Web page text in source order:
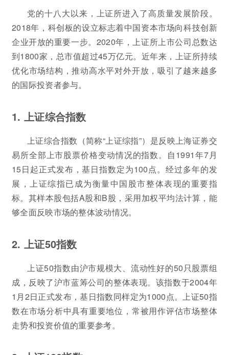
党的十八大以来，上证所进入了高质量发展阶段。
2018年，科创板的设立标志着中国资本市场向科技创新
企业开放的重要一步。2020年，上证所上市公司总数达
到1800家，总市值超过45万亿元。近年来，上证所持续
优化市场结构，推动高水平对外开放，吸引了越来越多
的国际投资者参与。
1. 上证综合指数
上证综合指数（简称“上证综指”）是反映上海证券交
易所全部上市股票价格变动情况的指数。自1991年7月
15日起正式发布，基日指数定为100点。经过多年的发
展，上证综指已成为衡量中国股市整体表现的重要指
标。其样本股包括A股和B股，采用加权平均法计算，能
够全面反映市场的整体波动情况。
2. 上证50指数
上证50指数由沪市规模大、流动性好的50只股票组
成，反映了沪市蓝筹公司的整体表现。该指数于2004年
1月2日正式发布，基日指数同样定为1000点。上证50指
数在市场分析中具有重要地位，常被用作评估市场整体
走势和投资价值的重要参考。